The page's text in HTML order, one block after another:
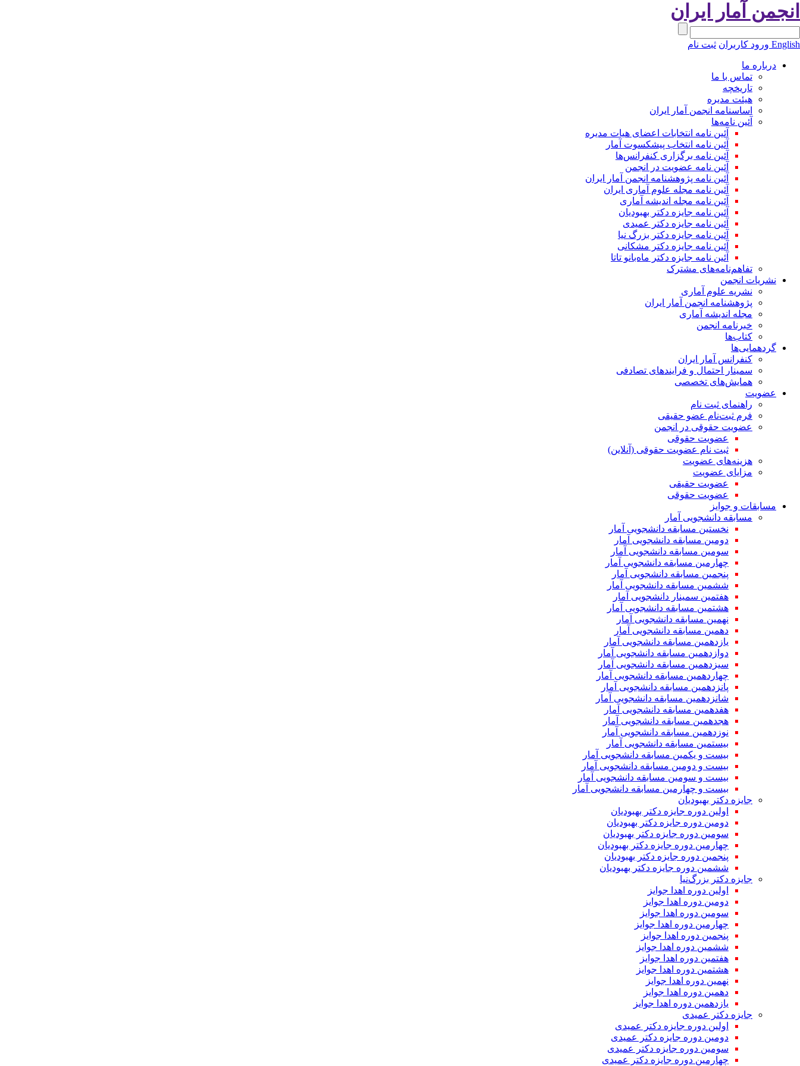
انجمن آمار ایران
English ورود کاربران ثبت نام
درباره ما
تماس با ما
تاریخچه
هیئت مدیره
اساسنامه انجمن آمار ایران
آئین نامه‌ها
آئین نامه انتخابات اعضای هیات مدیره
آئین نامه انتخاب پیشکسوت آمار
آئین نامه برگزاری کنفرانس‌ها
آئین نامه عضویت در انجمن
آئین نامه پژوهشنامه انجمن آمار ایران
آئین نامه مجله علوم آماری ایران
آئین نامه مجله اندیشه آماری
آئین‌ نامه جایزه دکتر بهبودیان
آئین نامه جایزه دکتر عمیدی
آئین نامه جایزه دکتر بزرگ نیا
آئین نامه جایزه دکتر مشکانی
آئین نامه جایزه دکتر ماه‌بانو تاتا
تفاهم‌نامه‌های مشترک
نشریات انجمن
نشریه علوم آماری
پژوهشنامه انجمن آمار ایران
مجله اندیشه آماری
خبرنامه انجمن
کتاب‌ها
گردهمایی‌ها
کنفرانس آمار ایران
سمینار احتمال و فرایندهای تصادفی
همایش‌های تخصصی
عضویت
راهنمای ثبت نام
فرم ثبت‌نام عضو حقیقی
عضویت حقوقی در انجمن
عضویت حقوقی
ثبت نام عضویت حقوقی (آنلاین)
هزینه‌های عضویت
مزایای عضویت
عضویت حقیقی
عضویت حقوقی
مسابقات و جوایز
مسابقه دانشجویی آمار
نخستین مسابقه دانشجویی آمار
دومین مسابقه دانشجویی آمار
سومین مسابقه دانشجویی آمار
چهارمین مسابقه دانشجویی آمار
پنجمین مسابقه دانشجویی آمار
ششمین مسابقه دانشجویی آمار
هفتمین سمینار دانشجویی آمار
هشتمین مسابقه دانشجویی آمار
نهمین مسابقه دانشجویی آمار
دهمین مسابقه دانشجویی آمار
یازدهمین مسابقه دانشجویی آمار
دوازدهمین مسابقه دانشجویی آمار
سیزدهمین مسابقه دانشجویی آمار
چهاردهمین مسابقه دانشجویی آمار
پانزدهمین مسابقه دانشجویی آمار
شانزدهمین مسابقه دانشجویی آمار
هفدهمین مسابقه دانشجویی آمار
هجدهمین مسابقه دانشجویی آمار
نوزدهمین مسابقه دانشجویی آمار
بیستمین مسابقه دانشجویی آمار
بیست و یکمین مسابقه دانشجویی آمار
بیست و دومین مسابقه دانشجویی آمار
بیست و سومین مسابقه دانشجویی آمار
بیست و چهارمین مسابقه دانشجویی آمار
جایزه دکتر بهبودیان
اولین دوره جایزه دکتر بهبودیان
دومین دوره جایزه دکتر بهبودیان
سومین دوره جایزه دکتر بهبودیان
چهارمین دوره جایزه دکتر بهبودیان
پنجمین دوره جایزه دکتر بهبودیان
ششمین دوره جایزه دکتر بهبودیان
جایزه دکتر بزرگ‌نیا
اولین دوره اهدا جوایز
دومین دوره اهدا جوایز
سومین دوره اهدا جوایز
چهارمین دوره اهدا جوایز
پنجمین دوره اهدا جوایز
ششمین دوره اهدا جوایز
هفتمین دوره اهدا جوایز
هشتمین دوره اهدا جوایز
نهمین دوره اهدا جوایز
دهمین دوره اهدا جوایز
یازدهمین دوره اهدا جوایز
جایزه دکتر عمیدی
اولین دوره جایزه دکتر عمیدی
دومین دوره جایزه دکتر عمیدی
سومین دوره جایزه دکتر عمیدی
چهارمین دوره جایزه دکتر عمیدی